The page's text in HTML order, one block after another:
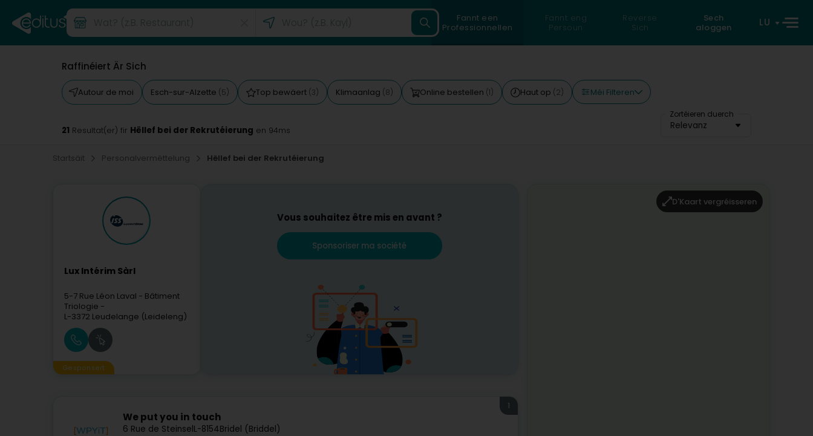
Fannt een
Professionnellen
Fannt eng
Persoun
Reverse
Sich
Sech
aloggen
LU
Raffinéiert Är Sich
Autour de moi Esch-sur-Alzette (5) Top bewäert (3) Klimaanlag (8) Online bestellen (1) Haut op (2) Méi Filteren
Zortéieren duerch
Relevanz
21 Resultat(er) fir Hëllef bei der Rekrutéierung en 94ms
Startsäit Personalvermëttelung Hëllef bei der Rekrutéierung
Lux Intérim Sàrl
5-7 Rue Léon Laval - Bâtiment
Triologie -
L-3372 Leudelange (Leideleng)
Gesponsert
Vous souhaitez être mis en avant ?
Sponsoriser ma société
We put you in touch
6 Rue de SteinselL-8154Bridel (Briddel)
1
D'Kaart vergréisseren